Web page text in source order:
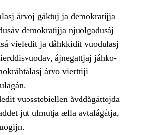
árvoj gáktuj ja demokratijja
demokratijja njuolgadusáj
vieledit ja dåhkkidit vuodulasj
ájnegattjaj jáhko-
árvo vierttiji
vuosstebiellen åvddågáttojda
jut ulmutja ælla avtalágátja,